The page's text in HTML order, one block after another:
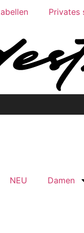
Privates
NEU Damen